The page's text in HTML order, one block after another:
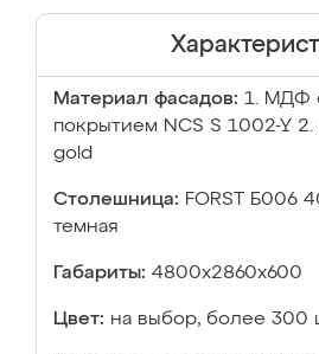
Материал фасадов: 1. МДФ
покрытием NCS S 1002-Y 2.
gold
Столешница: FORST Б006
темная
Габариты: 4800х2860х600
Цвет: на выбор, более 300